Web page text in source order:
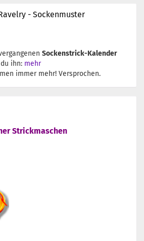
- Sockenmuster
Sockenstrick-Kalender
ihn: mehr
immer mehr! Versprochen.
Strickmaschen